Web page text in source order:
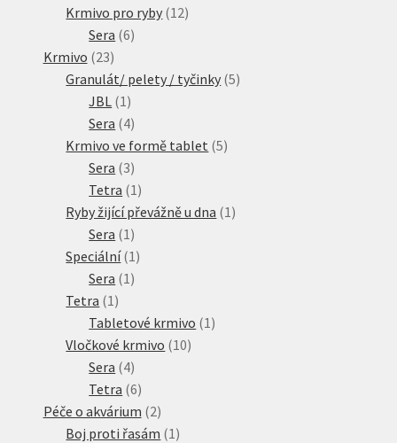
produktů
Krmivo pro ryby 1212
Sera 66
Krmivo 2323
produktů
Granulát/ pelety / tyčinky 55
JBL 1 1
produkt
Sera 44
produkty
Krmivo ve formě tablet 55
Sera 33
produkty
Tetra 1 1
produkt
Ryby žijící převážně u dna 1 1
Sera 1 1
produkt
Speciální 1 1
Sera 1 1
Tetra 1 1
produkt
Tabletové krmivo 1 1
Vločkové krmivo 1010
Sera 44
produkty
Tetra 66
produktů
Péče o akvárium 22
produkty
Boj proti řasám 1 1